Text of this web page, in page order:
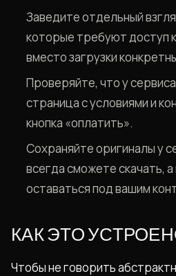
Заведите отдельный
которые требуют доступ
вместо загрузки
Проверяйте, что у
страница с условиями и
кнопка «оплатить».
Сохраняйте оригиналы у
всегда сможете скачать,
оставаться под вашим
КАК ЭТО
Чтобы не говорить